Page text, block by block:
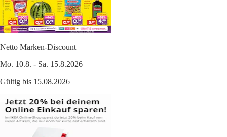
Netto Marken-Discount
Mo. 10.8. - Sa. 15.8.2026
Gültig bis 15.08.2026